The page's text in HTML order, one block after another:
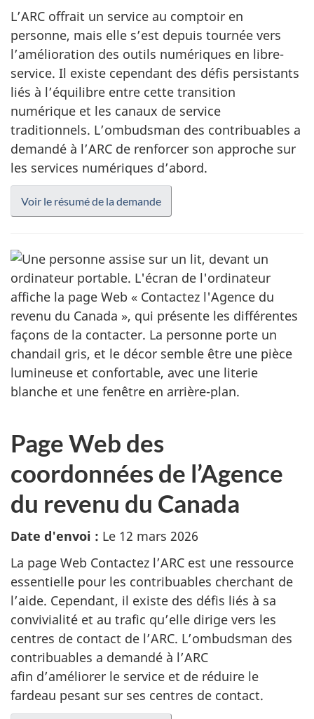
L’ARC offrait un service au comptoir en
personne, mais elle s’est depuis tournée vers
l’amélioration des outils numériques en libre-
service. Il existe cependant des défis persistants
liés à l’équilibre entre cette transition
numérique et les canaux de service
traditionnels. L’ombudsman des contribuables a
demandé à l’ARC de renforcer son approche sur
les services numériques d’abord.
Voir le résumé de la demande
Page Web des
coordonnées de l’Agence
du revenu du Canada
Date d'envoi : Le 12 mars 2026
La page Web Contactez l’ARC est une ressource
essentielle pour les contribuables cherchant de
l’aide. Cependant, il existe des défis liés à sa
convivialité et au trafic qu’elle dirige vers les
centres de contact de l’ARC. L’ombudsman des
contribuables a demandé à l’ARC
afin d’améliorer le service et de réduire le
fardeau pesant sur ses centres de contact.